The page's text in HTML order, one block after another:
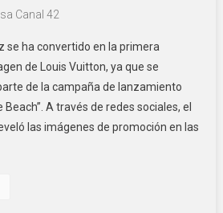
Canal 42
se ha convertido en la primera
de Louis Vuitton, ya que se
de la campaña de lanzamiento
Beach”. A través de redes sociales, el
las imágenes de promoción en las